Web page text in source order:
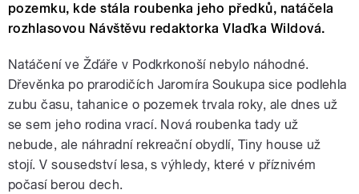
pozemku, kde stála roubenka jeho předků, natáčela
rozhlasovou Návštěvu redaktorka Vlaďka Wildová.
Natáčení ve Žďáře v Podkrkonoší nebylo náhodné.
Dřevěnka po prarodičích Jaromíra Soukupa sice podlehla
zubu času, tahanice o pozemek trvala roky, ale dnes už
se sem jeho rodina vrací. Nová roubenka tady už
nebude, ale náhradní rekreační obydlí, Tiny house už
stojí. V sousedství lesa, s výhledy, které v příznivém
počasí berou dech.